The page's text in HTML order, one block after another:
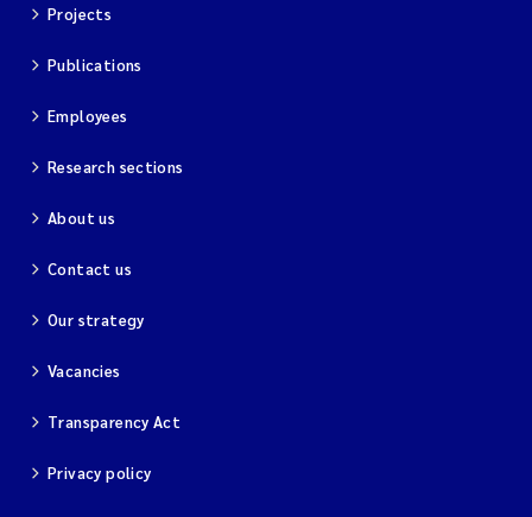
Projects
Publications
Employees
Research sections
About us
Contact us
Our strategy
Vacancies
Transparency Act
Privacy policy